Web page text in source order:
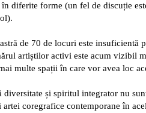
diferite forme (un fel de discuție
de 70 de locuri este insuficientă
artiștilor activi este acum vizibil
multe spații în care vor avea loc
diversitate și spiritul integrator nu
artei coregrafice contemporane în